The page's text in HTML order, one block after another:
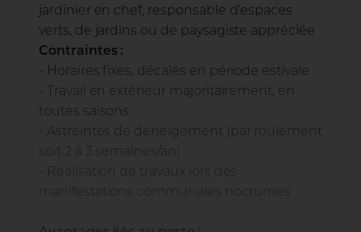
jardinier en chef, responsable d’espaces
verts, de jardins ou de paysagiste appréciée
Contraintes :
- Horaires fixes, décalés en période estivale
- Travail en extérieur majoritairement, en
toutes saisons
- Astreintes de déneigement (par roulement
soit 2 à 3 semaines/an)
- Réalisation de travaux lors des
manifestations communales nocturnes